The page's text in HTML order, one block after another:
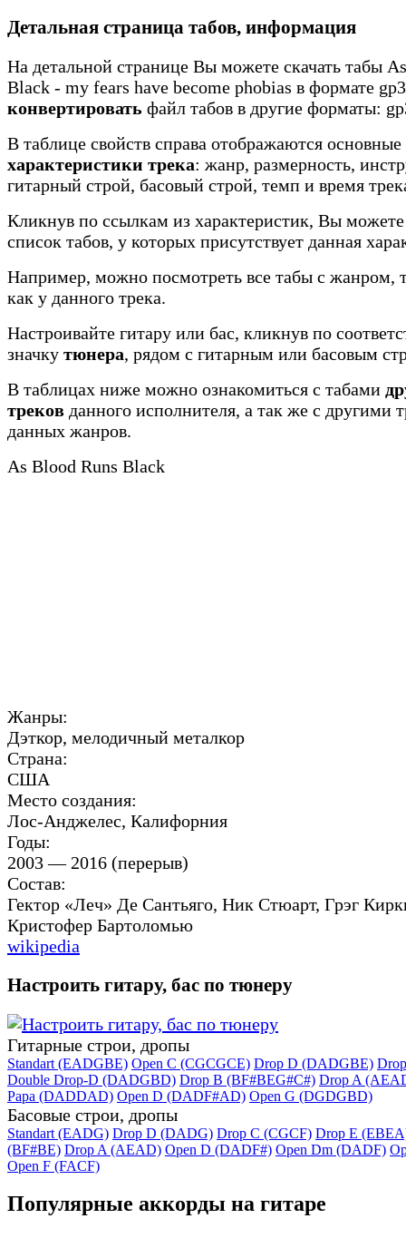
Детальная страница табов, информация
На детальной странице Вы можете скачать табы
Black - my fears have become phobias в формате
конвертировать файл табов в другие форматы:
В таблице свойств справа отображаются основные
характеристики трека: жанр, размерность,
гитарный строй, басовый строй, темп и время
Кликнув по ссылкам из характеристик, Вы
список табов, у которых присутствует данная
Например, можно посмотреть все табы с жанром,
как у данного трека.
Настроивайте гитару или бас, кликнув по
значку тюнера, рядом с гитарным или басовым
В таблицах ниже можно ознакомиться с табами
треков данного исполнителя, а так же с другими
данных жанров.
As Blood Runs Black
Жанры:
Дэткор, мелодичный металкор
Страна:
США
Место создания:
Лос-Анджелес, Калифорния
Годы:
2003 — 2016 (перерыв)
Состав:
Гектор «Леч» Де Сантьяго, Ник Стюарт, Грэг
Кристофер Бартоломью
wikipedia
Настроить гитару, бас по тюнеру
Гитарные строи, дропы
Standart (EADGBE) Open C (CGCGCE) Drop D (DADGBE)
Double Drop-D (DADGBD) Drop B (BF#BEG#C#) Drop A
Papa (DADDAD) Open D (DADF#AD) Open G (DGDGBD)
Басовые строи, дропы
Standart (EADG) Drop D (DADG) Drop C (CGCF) Drop E
(BF#BE) Drop A (AEAD) Open D (DADF#) Open Dm (DADF)
Open F (FACF)
Популярные аккорды на гитаре